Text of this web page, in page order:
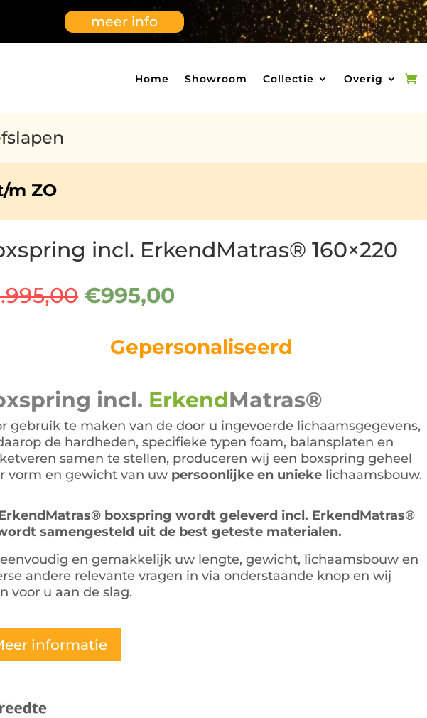
meer info
Home Showroom Collectie Overig
m ZO
incl. ErkendMatras® 160×220
Oorspronkelijke
prijs
€1.995,00.
€995,00Huidige
€995,00.
Gepersonaliseerd
incl. ErkendMatras®
gebruik te maken van de door u ingevoerde lichaamsgegevens,
de hardheden, specifieke typen foam, balansplaten en
samen te stellen, produceren wij een boxspring geheel
vorm en gewicht van uw persoonlijke en uniekelichaamsbouw.
boxspring wordt geleverd incl. ErkendMatras®
samengesteld uit de best geteste materialen.
en gemakkelijk uw lengte, gewicht, lichaamsbouw en
andere relevante vragen in via onderstaande knop en wij
voor u aan de slag.
informatie